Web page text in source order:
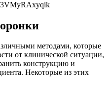
3VMyRAxyqik
методами, которые
от клинической ситуации,
конструкцию и
Некоторые из этих